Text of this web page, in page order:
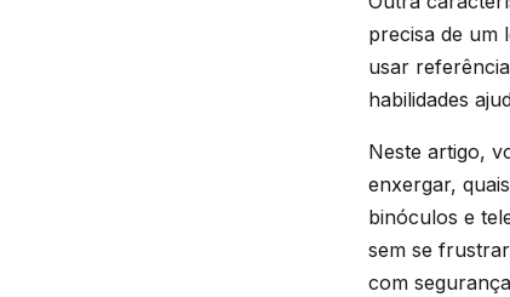
precisa de um
usar
habilidades
Neste artigo,
enxergar,
binóculos e
sem se
com